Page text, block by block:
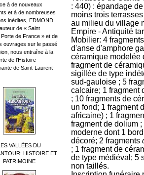
à de nouveaux
et à de nombreuses
inédites, EDMOND
de « Saint
de France » et de
ouvrages sur le passé
nous entraîne à la
de l’Histoire
de Saint-Laurent-
VALLÉES DU
HISTOIRE ET
PATRIMOINE
: 440) : épandage
moins trois
au milieu du village
Empire - Antiquité
Mobilier: 4
d'anse d'amphore
céramique modelée
fragment de
sigillée de type
sud-gauloise ; 5
calcaire; 1 fragment
; 10 fragments de
un fond; 1 fragment
africaine) ; 1
fragment de dolium
moderne dont 1
décoré; 2 fragments
; 1 fragment de
de type médiéval; 5
non taillés.